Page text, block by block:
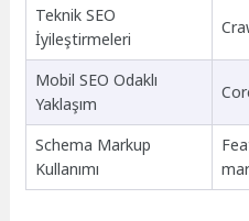
Teknik SEO
İyileştirmeleri
Mobil SEO Odaklı
Yaklaşım
Schema Markup
Kullanımı